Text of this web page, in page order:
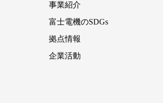
事業紹介
富士電機のSDGs
拠点情報
企業活動